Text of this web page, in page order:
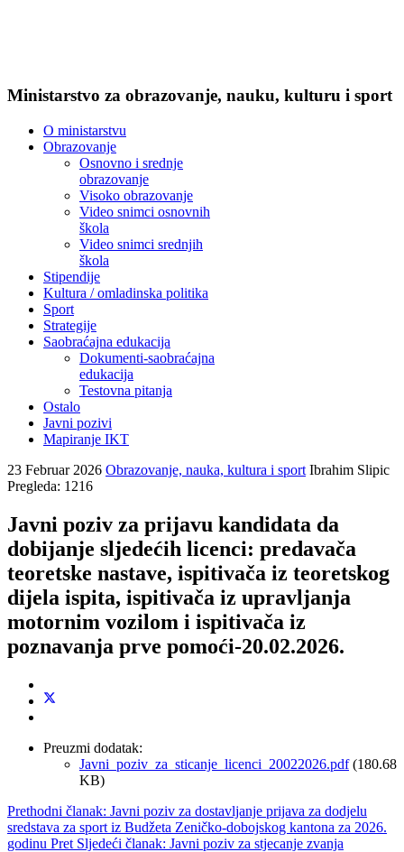
Ministarstvo za obrazovanje, nauku, kulturu i sport
O ministarstvu
Obrazovanje
Osnovno i srednje
obrazovanje
Visoko obrazovanje
Video snimci osnovnih
škola
Video snimci srednjih
škola
Stipendije
Kultura / omladinska politika
Sport
Strategije
Saobraćajna edukacija
Dokumenti-saobraćajna
edukacija
Testovna pitanja
Ostalo
Javni pozivi
Mapiranje IKT
23 Februar 2026 Obrazovanje, nauka, kultura i sport Ibrahim Slipic
Pregleda: 1216
Javni poziv za prijavu kandidata da
dobijanje sljedećih licenci: predavača
teoretske nastave, ispitivača iz teoretskog
dijela ispita, ispitivača iz upravljanja
motornim vozilom i ispitivača iz
poznavanja prve pomoći-20.02.2026.
Preuzmi dodatak:
Javni_poziv_za_sticanje_licenci_20022026.pdf(180.68
KB)
Prethodni članak: Javni poziv za dostavljanje prijava za dodjelu
sredstava za sport iz Budžeta Zeničko-dobojskog kantona za 2026.
godinu Pret Sljedeći članak: Javni poziv za stjecanje zvanja